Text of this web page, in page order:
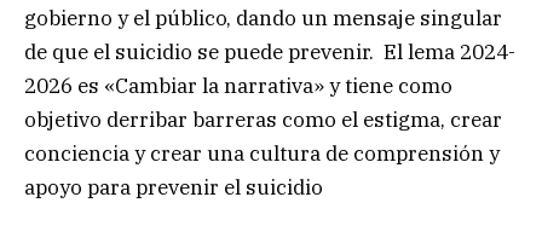
gobierno y el público, dando un mensaje singular
de que el suicidio se puede prevenir. El lema 2024-
2026 es «Cambiar la narrativa» y tiene como
objetivo derribar barreras como el estigma, crear
conciencia y crear una cultura de comprensión y
apoyo para prevenir el suicidio